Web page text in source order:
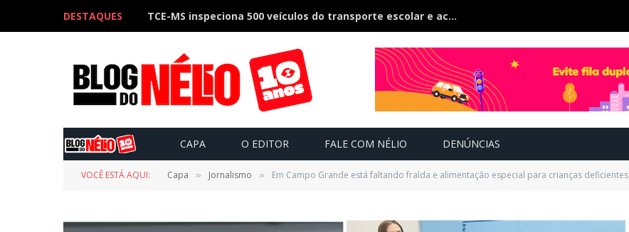
DESTAQUES TCE-MS inspeciona 500 veículos do transporte escolar e acompanham contratos de R$ 60 milhões
CAPA O EDITOR FALE COM NÉLIO DENÚNCIAS
VOCÊ ESTÁ AQUI: Capa » Jornalismo » Em Campo Grande está faltando fralda e alimentação especial para crianças deficientes